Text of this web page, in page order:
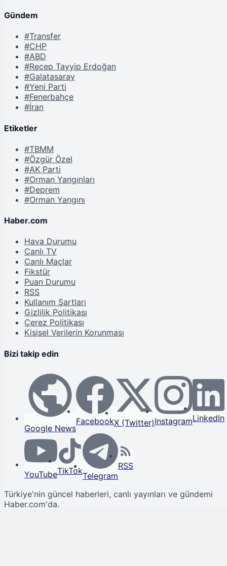
Gündem
#Transfer
#CHP
#ABD
#Recep Tayyip Erdoğan
#Galatasaray
#Yeni Parti
#Fenerbahçe
#İran
Etiketler
#TBMM
#Özgür Özel
#AK Parti
#Orman Yangınları
#Deprem
#Orman Yangını
Haber.com
Hava Durumu
Canlı TV
Canlı Maçlar
Fikstür
Puan Durumu
RSS
Kullanım Şartları
Gizlilik Politikası
Çerez Politikası
Kişisel Verilerin Korunması
Bizi takip edin
Google News
FacebookX (Twitter)InstagramLinkedIn
YouTubeTikTokTelegram
RSS
Türkiye'nin güncel haberleri, canlı yayınları ve gündemi
Haber.com'da.